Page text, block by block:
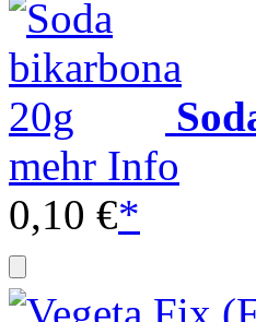
mehr Info
0,10 €*